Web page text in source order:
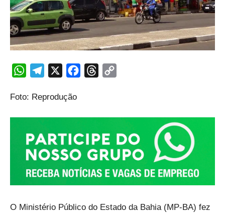
WhatsAppTelegram FacebookThreads
Foto: Reprodução
O Ministério Público do Estado da Bahia (MP-BA) fez